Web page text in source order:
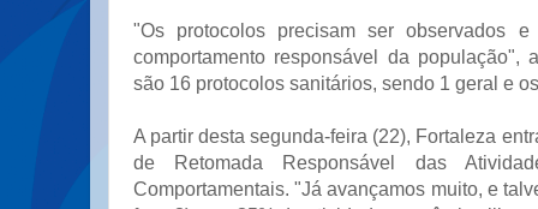
"Os protocolos precisam ser observados
comportamento responsável da população",
são 16 protocolos sanitários, sendo 1 geral e
A partir desta segunda-feira (22), Fortaleza
de Retomada Responsável das
Comportamentais. "Já avançamos muito, e